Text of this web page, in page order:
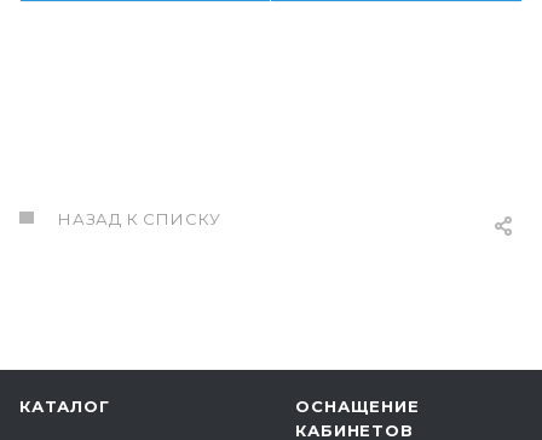
НАЗАД К СПИСКУ
КАТАЛОГ
ОСНАЩЕНИЕ
КАБИНЕТОВ